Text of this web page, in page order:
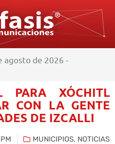
agosto de 2026 -
PARA XÓCHITL
CON LA GENTE
DE IZCALLI
MUNICIPIOS, NOTICIAS